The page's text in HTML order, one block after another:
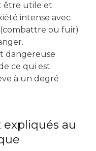
être utile et
intense avec
ou fuir)
dangereuse
ce qui est
à un degré
expliqués au